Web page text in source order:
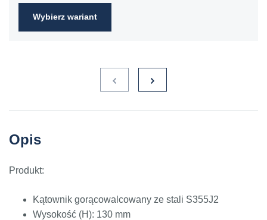
Wybierz wariant
Opis
Produkt:
Kątownik gorącowalcowany ze stali S355J2
Wysokość (H): 130 mm